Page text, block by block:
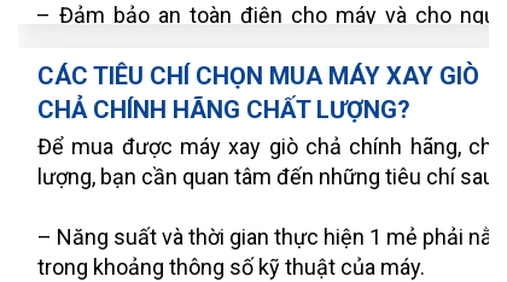
– Đảm bảo an toàn điện cho máy và cho người
CÁC TIÊU CHÍ CHỌN MUA MÁY XAY GIÒ
CHẢ CHÍNH HÃNG CHẤT LƯỢNG?
Để mua được máy xay giò chả chính hãng, chất
lượng, bạn cần quan tâm đến những tiêu chí sau:
– Năng suất và thời gian thực hiện 1 mẻ phải nằm
trong khoảng thông số kỹ thuật của máy.